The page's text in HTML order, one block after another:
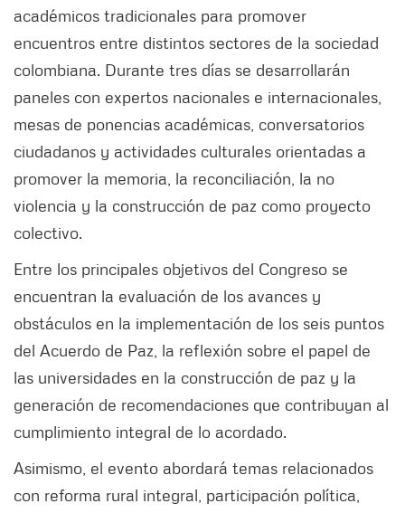
académicos tradicionales para promover
encuentros entre distintos sectores de la sociedad
colombiana. Durante tres días se desarrollarán
paneles con expertos nacionales e internacionales,
mesas de ponencias académicas, conversatorios
ciudadanos y actividades culturales orientadas a
promover la memoria, la reconciliación, la no
violencia y la construcción de paz como proyecto
colectivo.
Entre los principales objetivos del Congreso se
encuentran la evaluación de los avances y
obstáculos en la implementación de los seis puntos
del Acuerdo de Paz, la reflexión sobre el papel de
las universidades en la construcción de paz y la
generación de recomendaciones que contribuyan al
cumplimiento integral de lo acordado.
Asimismo, el evento abordará temas relacionados
con reforma rural integral, participación política,